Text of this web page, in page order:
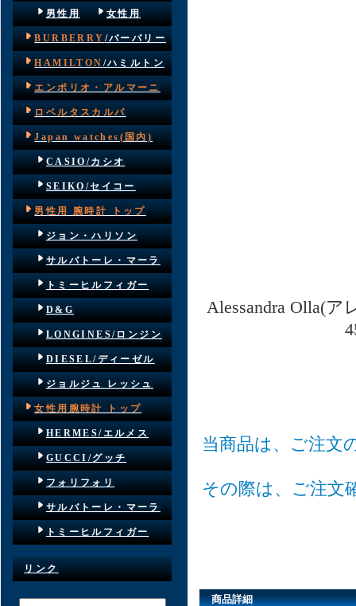
Alessandra Olla(
当商品は、ご注文
その際は、ご注文
商品詳細
男性用 女性用
BURBERRY /バーバリー
HAMILTON /ハミルトン
エンポリオ・アルマーニ
ロベルタスカルパ
Japan watches(国内)
CASIO/カシオ
SEIKO/セイコー
男性用 腕時計 トップ
ジョン・ハリソン
サルバトーレ・マーラ
トミーヒルフィガー
D&G
LONGINES/ロンジン
DIESEL/ディーゼル
ジョルジュ レッシュ
女性用腕時計 トップ
HERMES/エルメス
GUCCI/グッチ
フォリフォリ
サルバトーレ・マーラ
トミーヒルフィガー
リンク